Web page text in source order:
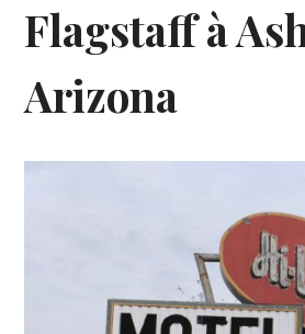
Flagstaff à
Arizona